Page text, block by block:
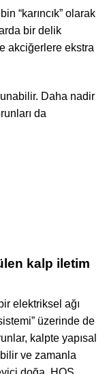
“karıncık” olarak
bir delik
akciğerlere ekstra
Daha nadir
da
kalp iletim
elektriksel ağı
üzerinde de
kalpte yapısal
ve zamanla